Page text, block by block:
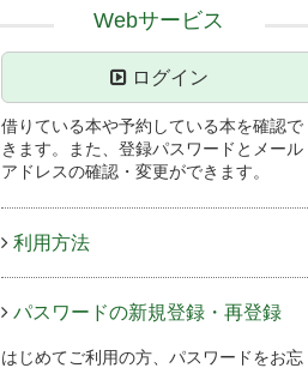
Webサービス
ログイン
借りている本や予約している本を確認で
きます。また、登録パスワードとメール
アドレスの確認・変更ができます。
利用方法
パスワードの新規登録・再登録
はじめてご利用の方、パスワードをお忘